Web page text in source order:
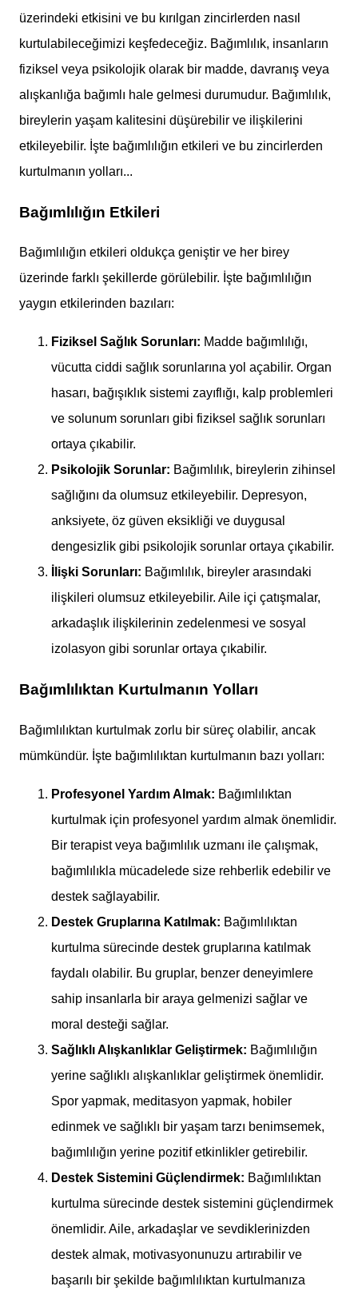
üzerindeki etkisini ve bu kırılgan zincirlerden nasıl
kurtulabileceğimizi keşfedeceğiz. Bağımlılık, insanların
fiziksel veya psikolojik olarak bir madde, davranış veya
alışkanlığa bağımlı hale gelmesi durumudur. Bağımlılık,
bireylerin yaşam kalitesini düşürebilir ve ilişkilerini
etkileyebilir. İşte bağımlılığın etkileri ve bu zincirlerden
kurtulmanın yolları...
Bağımlılığın Etkileri
Bağımlılığın etkileri oldukça geniştir ve her birey
üzerinde farklı şekillerde görülebilir. İşte bağımlılığın
yaygın etkilerinden bazıları:
Fiziksel Sağlık Sorunları: Madde bağımlılığı,
vücutta ciddi sağlık sorunlarına yol açabilir. Organ
hasarı, bağışıklık sistemi zayıflığı, kalp problemleri
ve solunum sorunları gibi fiziksel sağlık sorunları
ortaya çıkabilir.
Psikolojik Sorunlar: Bağımlılık, bireylerin zihinsel
sağlığını da olumsuz etkileyebilir. Depresyon,
anksiyete, öz güven eksikliği ve duygusal
dengesizlik gibi psikolojik sorunlar ortaya çıkabilir.
İlişki Sorunları: Bağımlılık, bireyler arasındaki
ilişkileri olumsuz etkileyebilir. Aile içi çatışmalar,
arkadaşlık ilişkilerinin zedelenmesi ve sosyal
izolasyon gibi sorunlar ortaya çıkabilir.
Bağımlılıktan Kurtulmanın Yolları
Bağımlılıktan kurtulmak zorlu bir süreç olabilir, ancak
mümkündür. İşte bağımlılıktan kurtulmanın bazı yolları:
Profesyonel Yardım Almak: Bağımlılıktan
kurtulmak için profesyonel yardım almak önemlidir.
Bir terapist veya bağımlılık uzmanı ile çalışmak,
bağımlılıkla mücadelede size rehberlik edebilir ve
destek sağlayabilir.
Destek Gruplarına Katılmak: Bağımlılıktan
kurtulma sürecinde destek gruplarına katılmak
faydalı olabilir. Bu gruplar, benzer deneyimlere
sahip insanlarla bir araya gelmenizi sağlar ve
moral desteği sağlar.
Sağlıklı Alışkanlıklar Geliştirmek: Bağımlılığın
yerine sağlıklı alışkanlıklar geliştirmek önemlidir.
Spor yapmak, meditasyon yapmak, hobiler
edinmek ve sağlıklı bir yaşam tarzı benimsemek,
bağımlılığın yerine pozitif etkinlikler getirebilir.
Destek Sistemini Güçlendirmek: Bağımlılıktan
kurtulma sürecinde destek sistemini güçlendirmek
önemlidir. Aile, arkadaşlar ve sevdiklerinizden
destek almak, motivasyonunuzu artırabilir ve
başarılı bir şekilde bağımlılıktan kurtulmanıza